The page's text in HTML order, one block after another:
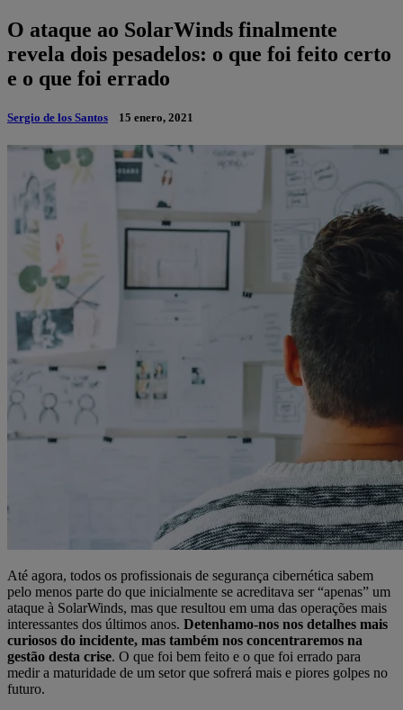
O ataque ao SolarWinds finalmente
revela dois pesadelos: o que foi feito certo
e o que foi errado
Sergio de los Santos 15 enero, 2021
Até agora, todos os profissionais de segurança cibernética sabem
pelo menos parte do que inicialmente se acreditava ser “apenas” um
ataque à SolarWinds, mas que resultou em uma das operações mais
interessantes dos últimos anos. Detenhamo-nos nos detalhes mais
curiosos do incidente, mas também nos concentraremos na
gestão desta crise. O que foi bem feito e o que foi errado para
medir a maturidade de um setor que sofrerá mais e piores golpes no
futuro.